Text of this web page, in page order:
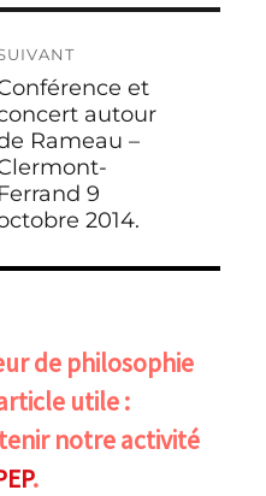
:
et
autour
Rameau –
Ferrand 9
2014.
de philosophie
utile :
notre activité
.